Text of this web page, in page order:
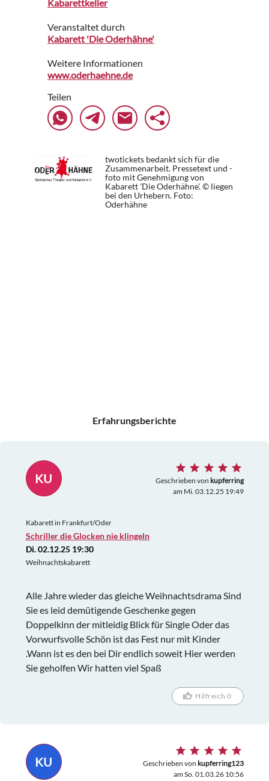
Kabarettkeller
Veranstaltet durch
Kabarett 'Die Oderhähne'
Weitere Informationen
www.oderhaehne.de
Teilen
twotickets bedankt sich für die
Zusammenarbeit. Pressetext und -
foto mit Genehmigung von
Kabarett 'Die Oderhähne'. © liegen
bei den Urhebern. Foto:
Oderhähne
Erfahrungsberichte
KU Geschrieben von kupferring
am Mi. 03.12.25 19:49
Kabarett in Frankfurt/Oder
Schriller die Glocken nie klingeln
Di. 02.12.25 19:30
Weihnachtskabarett
Alle Jahre wieder das gleiche Weihnachtsdrama Sind
Sie es leid demütigende Geschenke gegen
Doppelkinn der mitleidig Blick für Single Oder das
Vorwurfsvolle Schön ist das Fest nur mit Kinder
.Wann ist es den bei Dir endlich soweit Hier werden
Sie geholfen Wir hatten viel Spaß
Hilfreich 0
KU Geschrieben von kupferring123
am So. 01.03.26 10:56